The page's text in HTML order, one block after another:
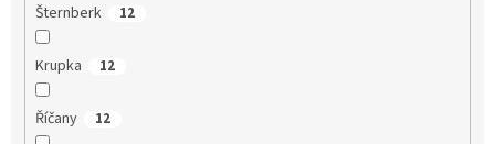
Šternberk 12
Krupka 12
Říčany 12